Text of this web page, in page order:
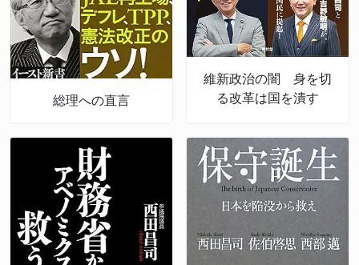
総理への直言
維新政治の闇 身を切
る改革は国を潰す